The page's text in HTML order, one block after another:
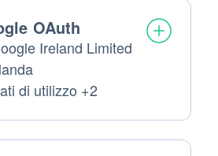
OAuth
Ireland Limited
del trattamento:
trattati:
di utilizzo +2